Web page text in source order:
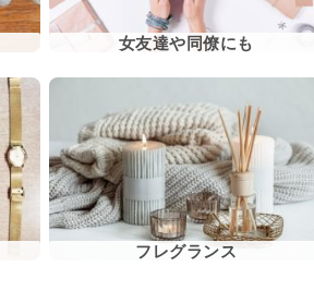
女友達や同僚にも
フレグランス